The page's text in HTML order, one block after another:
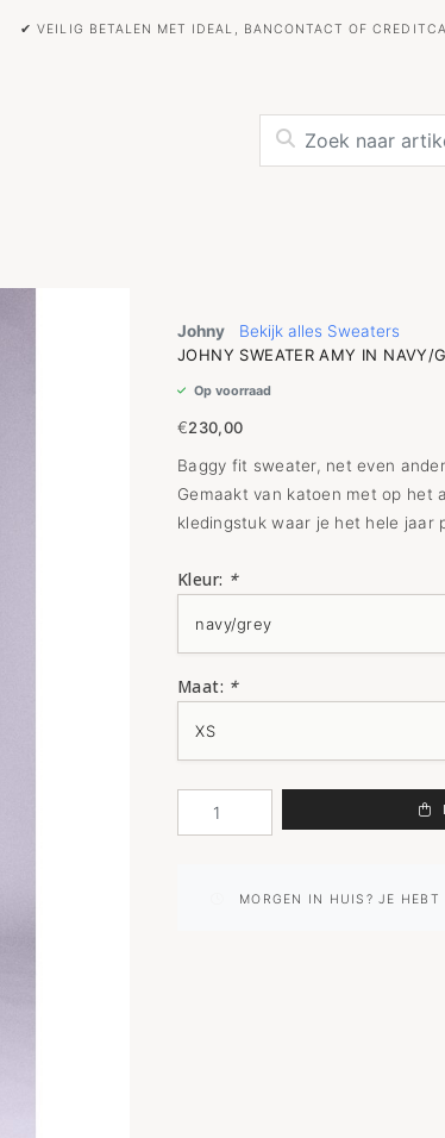
✔ VEILIG BETALEN MET IDEAL, BANCONTACT OF
Johny
Bekijk alles Sweaters
JOHNY SWEATER AMY IN NAVY/
Op voorraad
€230,00
Baggy fit sweater, net even
Gemaakt van katoen met op het
kledingstuk waar je het hele jaar
Kleur: *
Maat: *
MORGEN IN HUIS? JE